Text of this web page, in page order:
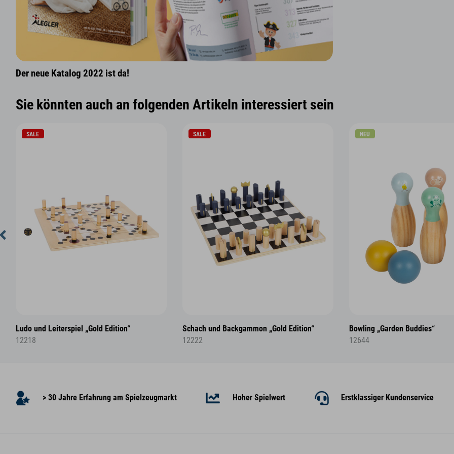
Der neue Katalog 2022 ist da!
Sie könnten auch an folgenden Artikeln interessiert sein
SALE
Ludo und Leiterspiel „Gold Edition“
12218
SALE
Schach und Backgammon „Gold Edition“
12222
NEU
Bowling „Garden Buddies“
12644
> 30 Jahre Erfahrung am Spielzeugmarkt Hoher Spielwert Erstklassiger Kundenservice